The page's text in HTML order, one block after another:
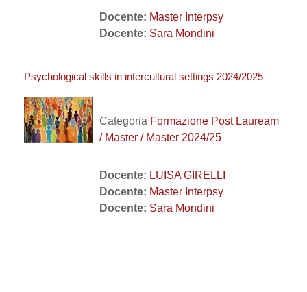
Docente: Master Interpsy
Docente: Sara Mondini
Psychological skills in intercultural settings 2024/2025
Categoria Formazione Post Lauream
/ Master / Master 2024/25
Docente: LUISA GIRELLI
Docente: Master Interpsy
Docente: Sara Mondini